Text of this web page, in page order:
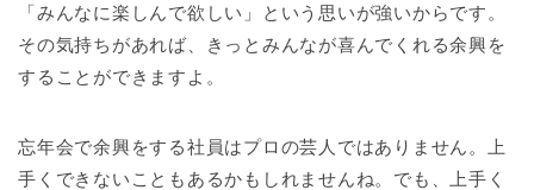
「みんなに楽しんで欲しい」という思いが強いからです。
その気持ちがあれば、きっとみんなが喜んでくれる余興を
することができますよ。
忘年会で余興をする社員はプロの芸人ではありません。上
手くできないこともあるかもしれませんね。でも、上手く